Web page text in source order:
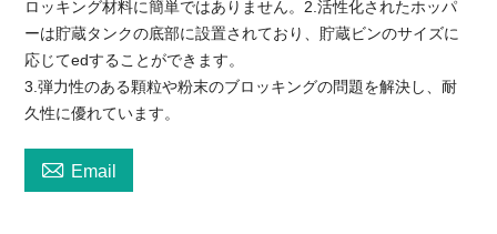
ロッキング材料に簡単ではありません。2.活性化されたホッパ
ーは貯蔵タンクの底部に設置されており、貯蔵ビンのサイズに
応じてedすることができます。
3.弾力性のある顆粒や粉末のブロッキングの問題を解決し、耐
久性に優れています。
 Email